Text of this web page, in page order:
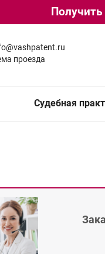
проезда
Судебная